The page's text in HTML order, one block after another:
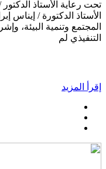
الأستاذ الدكتورة / إيناس
المجتمع وتنمية البيئة،
التنفيذي لم
إقرأ المزيد